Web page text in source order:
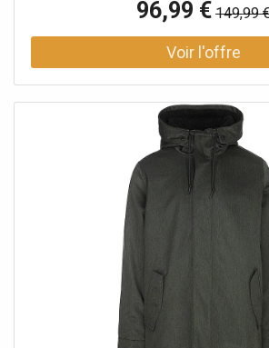
poches à rabat doubles avec
fermeture éclair, une poche intérieure
de label typiques de ragwear. La
protégée par une patte de
manches. Veste végane avec
pour l'automne Capuche montante
de serrage Matière hydrofuge 100 %
aux petites pluies Coupe droite avec
Extrémités des manches avec
bon maintien Ourlet légèrement allongé
dos Poches à rabat doubles avec
poches zippées Colonne d'eau : 11000
Coupe droite Nom de la couleur :
: 100% polyester
96,99 € 149,99